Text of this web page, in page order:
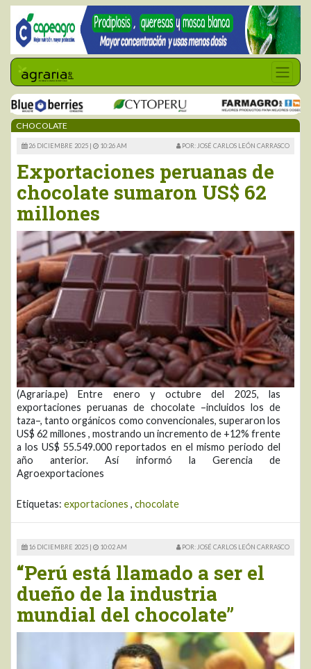
CHOCOLATE
26 DICIEMBRE 2025 | 10:26 AM POR: JOSÉ CARLOS LEÓN CARRASCO
Exportaciones peruanas de
chocolate sumaron US$ 62
millones
(Agraria.pe) Entre enero y octubre del 2025, las
exportaciones peruanas de chocolate –incluidos los de
taza–, tanto orgánicos como convencionales, superaron los
US$ 62 millones , mostrando un incremento de +12% frente
a los US$ 55.549.000 reportados en el mismo periodo del
año anterior. Así informó la Gerencia de
Agroexportaciones
Etiquetas: exportaciones , chocolate
16 DICIEMBRE 2025 | 10:02 AM POR: JOSÉ CARLOS LEÓN CARRASCO
“Perú está llamado a ser el
dueño de la industria
mundial del chocolate”